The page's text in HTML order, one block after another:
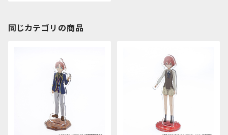
同じカテゴリの商品